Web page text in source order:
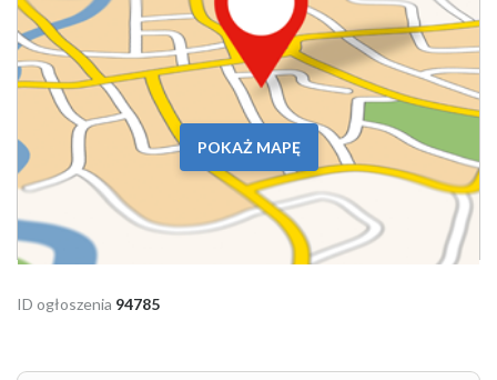
POKAŻ MAPĘ
ID ogłoszenia 94785